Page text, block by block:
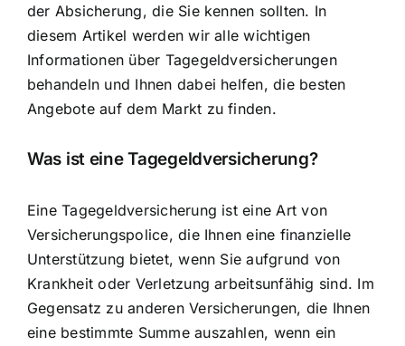
der Absicherung, die Sie kennen sollten. In
diesem Artikel werden wir alle wichtigen
Informationen über Tagegeldversicherungen
behandeln und Ihnen dabei helfen, die besten
Angebote auf dem Markt zu finden.
Was ist eine Tagegeldversicherung?
Eine Tagegeldversicherung ist eine Art von
Versicherungspolice, die Ihnen eine finanzielle
Unterstützung bietet, wenn Sie aufgrund von
Krankheit oder Verletzung arbeitsunfähig sind. Im
Gegensatz zu anderen Versicherungen, die Ihnen
eine bestimmte Summe auszahlen, wenn ein